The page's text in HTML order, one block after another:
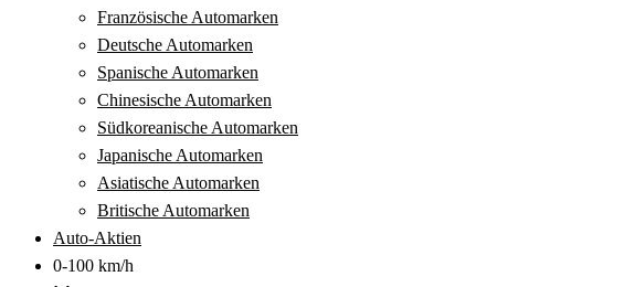
Französische Automarken
Deutsche Automarken
Spanische Automarken
Chinesische Automarken
Südkoreanische Automarken
Japanische Automarken
Asiatische Automarken
Britische Automarken
Auto-Aktien
0-100 km/h